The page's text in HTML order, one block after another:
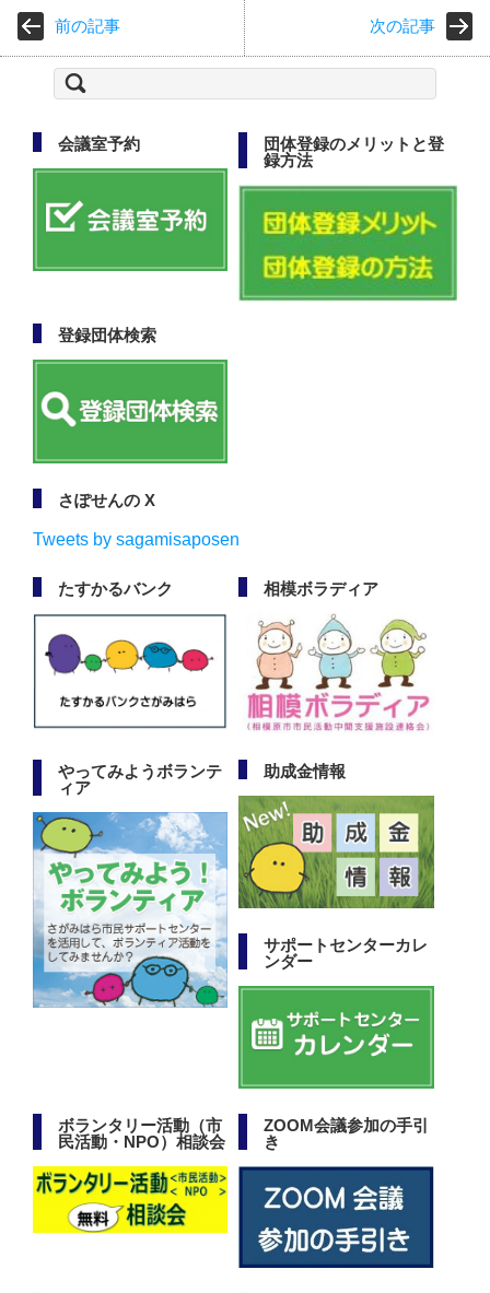
前の記事 次の記事
検
索:
会議室予約
団体登録のメリットと登
録方法
登録団体検索
さぽせんの X
Tweets by sagamisaposen
たすかるバンク 相模ボラディア
やってみようボランテ
ィア
助成金情報
サポートセンターカレ
ンダー
ボランタリー活動（市
民活動・NPO）相談会
ZOOM会議参加の手引
き